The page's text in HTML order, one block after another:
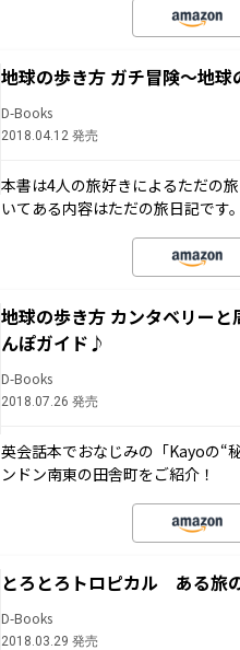
地球の歩き方 ガチ冒険～地
D-Books
2018.04.12 発売
本書は4人の旅好きによるただの
いてある内容はただの旅日記です。
地球の歩き方 カンタベリー
んぽガイド♪
D-Books
2018.07.26 発売
英会話本でおなじみの「Kayoの“
ンドン南東の田舎町をご紹介！
とろとろトロピカル ある旅
D-Books
2018.03.29 発売